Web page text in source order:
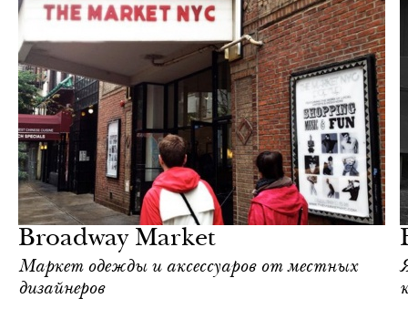
Broadway Market
Маркет одежды и аксессуаров от местных
дизайнеров
Йорк